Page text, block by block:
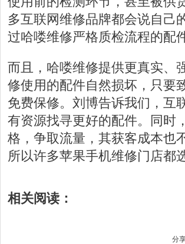
多互联网维修品牌都会说自己
过哈喽维修严格质检流程的配
而且，哈喽维修提供更真实、
修使用的配件自然损坏，只要
免费保修。刘博告诉我们，互
有资源找寻更好的配件。同时
格，争取流量，其获客成本也
所以许多苹果手机维修门店都
相关阅读：
分